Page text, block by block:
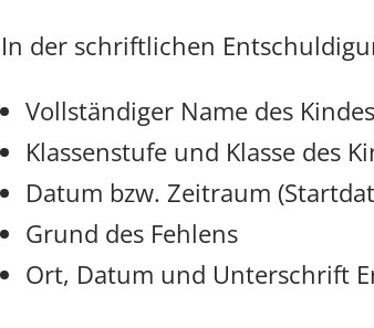
In der schriftlichen
Vollständiger Name des Kindes
Klassenstufe und Klasse des
Datum bzw. Zeitraum
Grund des Fehlens
Ort, Datum und Unterschrift